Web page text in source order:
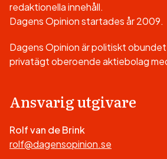
redaktionella innehåll.
Dagens Opinion startades år 2009.
Dagens Opinion är politiskt
privatägt oberoende aktiebolag
Ansvarig utgivare
Rolf van de Brink
rolf@dagensopinion.se